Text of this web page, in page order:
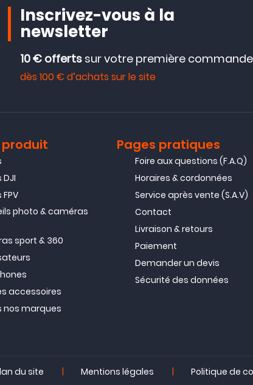
Inscrivez-vous à la
newsletter
10 € offerts sur votre première commande
dès 100 € d’achats sur le site
produit
photo & caméras
sport & 360
accessoires
nos marques
Pages pratiques
Foire aux questions (F.A.Q)
Horaires & cordonnées
Service après vente (S.A.V)
Contact
Livraison & retours
Paiement
Demander un devis
Sécurité des données
du site | Mentions légales | Politique de